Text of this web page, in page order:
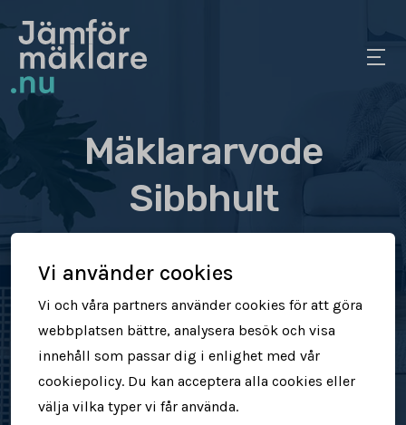
Mäklararvode
Sibbhult
i arvode
Jämför mäklararvoden
Se vad mäklare tar för att sälja din
bostad
Vi använder cookies
Vi och våra partners använder cookies för att göra
webbplatsen bättre, analysera besök och visa
innehåll som passar dig i enlighet med vår
cookiepolicy. Du kan acceptera alla cookies eller
välja vilka typer vi får använda.